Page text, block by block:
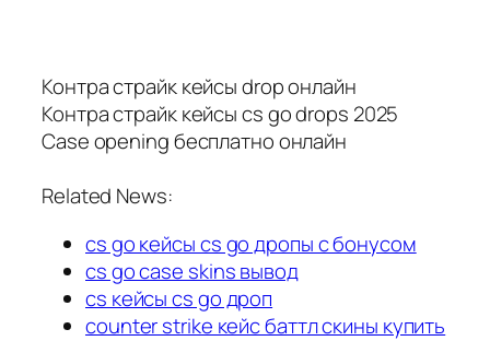
Контра страйк кейсы drop онлайн
Контра страйк кейсы cs go drops 2025
Case opening бесплатно онлайн
Related News:
cs go кейсы cs go дропы с бонусом
cs go case skins вывод
cs кейсы cs go дроп
counter strike кейс баттл скины купить